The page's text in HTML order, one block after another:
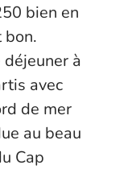
bien en
bon.
à
avec
de mer
au beau
Cap